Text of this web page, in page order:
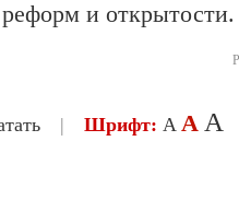
и открытости.
| Шрифт: A A A